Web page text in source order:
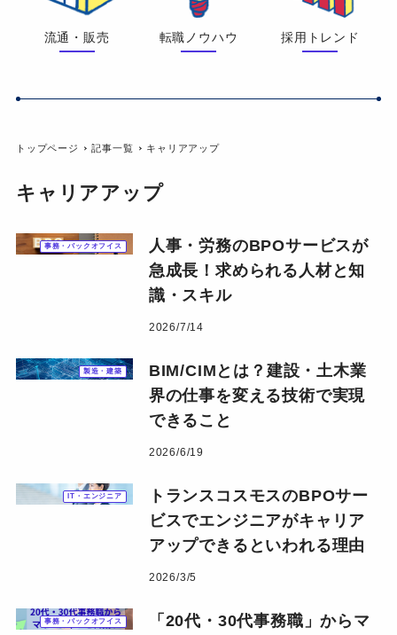
トップページ 記事一覧 キャリアアップ
流通・販売 転職ノウハウ 採用トレンド
キャリアアップ
事務・バックオフイス
人事・労務のBPOサービスが
急成長！求められる人材と知
識・スキル
2026/7/14
製造・建築
BIM/CIMとは？建設・土木業
界の仕事を変える技術で実現
できること
2026/6/19
IT・エンジニア
トランスコスモスのBPOサー
ビスでエンジニアがキャリア
アップできるといわれる理由
2026/3/5
事務・バックオフイス
「20代・30代事務職」からマ